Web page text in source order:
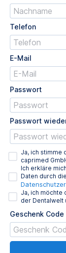
Telefon
E-Mail
Passwort
Passwort
Ja, ich stimme
caprimed
Ich erkläre
Daten durch
Ja, ich möchte
der Dentalwelt
Geschenk Code